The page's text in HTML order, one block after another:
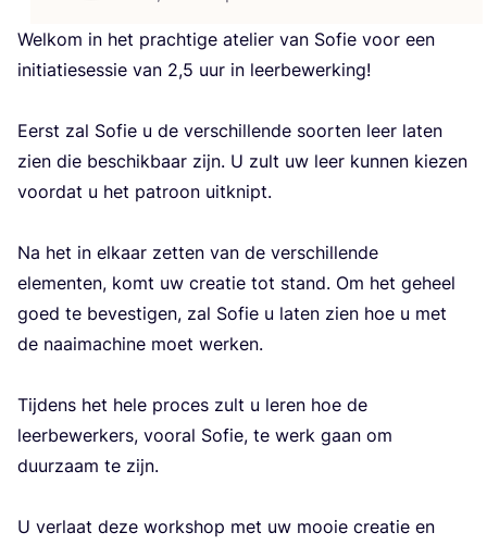
Wel­kom in het prach­ti­ge ate­lier van Sofie voor een
ini­ti­a­tie­ses­sie van 2,5 uur in leer­be­wer­king!
Eerst zal Sofie u de ver­schil­len­de soor­ten leer laten
zien die beschik­baar zijn. U zult uw leer kun­nen kie­zen
voor­dat u het patroon uit­knipt.
Na het in elkaar zet­ten van de ver­schil­len­de
ele­men­ten, komt uw cre­a­tie tot stand. Om het geheel
goed te beves­ti­gen, zal Sofie u laten zien hoe u met
de naai­ma­chi­ne moet wer­ken.
Tij­dens het hele pro­ces zult u leren hoe de
leer­be­wer­kers, voor­al Sofie, te werk gaan om
duur­zaam te zijn.
U ver­laat deze work­shop met uw mooie cre­a­tie en